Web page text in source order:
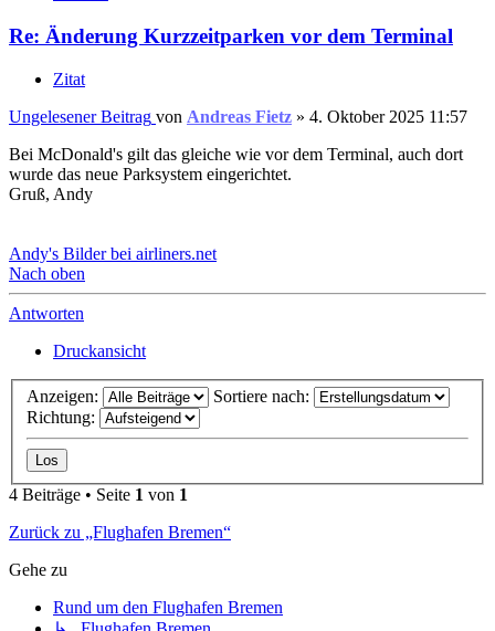
Re: Änderung Kurzzeitparken vor dem Terminal
Zitat
Ungelesener Beitrag von Andreas Fietz » 4. Oktober 2025 11:57
Bei McDonald's gilt das gleiche wie vor dem Terminal, auch dort
wurde das neue Parksystem eingerichtet.
Gruß, Andy
Andy's Bilder bei airliners.net
Nach oben
Antworten
Druckansicht
Anzeigen:
Sortiere nach:
Richtung:
4 Beiträge • Seite 1 von 1
Zurück zu „Flughafen Bremen“
Gehe zu
Rund um den Flughafen Bremen